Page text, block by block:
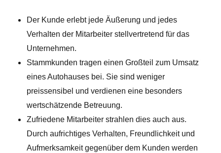
Der Kunde erlebt jede Äußerung und jedes
Verhalten der Mitarbeiter stellvertretend für das
Unternehmen.
Stammkunden tragen einen Großteil zum Umsatz
eines Autohauses bei. Sie sind weniger
preissensibel und verdienen eine besonders
wertschätzende Betreuung.
Zufriedene Mitarbeiter strahlen dies auch aus.
Durch aufrichtiges Verhalten, Freundlichkeit und
Aufmerksamkeit gegenüber dem Kunden werden